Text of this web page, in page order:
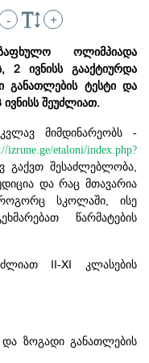
- +
ოლიმპიადა
, 2 ივნისს
გააქტიურდა
განათლების ტესტი და
ივნისს შეუძლიათ.
კვლავ მიმდინარეობს -
izrune.ge/etaloni/index.php?
გაქვთ შესაძლებლობა,
და რაც მთავარია
სკოლაში,ისე
წარმატების
II-XI კლასების
და ზოგადი განათლების